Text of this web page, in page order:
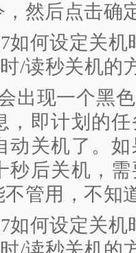
然后点击确
现一个黑色
，即计划的
动关机了。
秒后关机，
管用，不知